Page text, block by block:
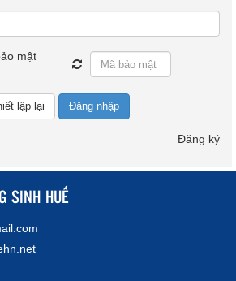
Đăng nhập
Đăng ký
SINH HUẾ